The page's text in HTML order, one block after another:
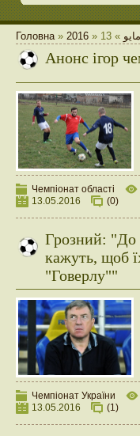
Головна» 2016 » مايو »
13
Анонс ігор
Чемпіонат області
13.05.2016
(0)
Грозний: "До
кажуть, щоб
"Говерлу""
Чемпіонат України
13.05.2016
(1)